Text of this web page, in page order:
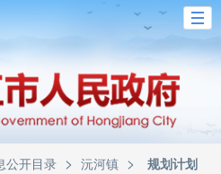
公开目录 > 沅河镇 > 规划计划